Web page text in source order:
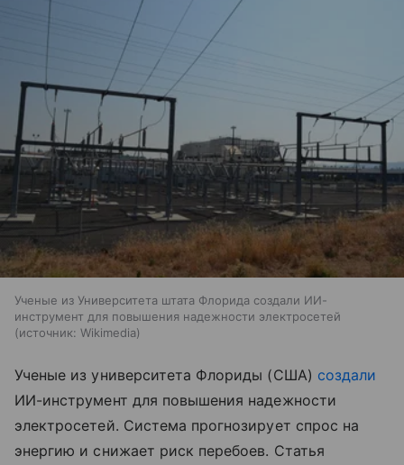
Ученые из Университета штата Флорида создали ИИ-
инструмент для повышения надежности электросетей
источник: Wikimedia
Ученые из университета Флориды (США) создали
ИИ-инструмент для повышения надежности
электросетей. Система прогнозирует спрос на
энергию и снижает риск перебоев. Статья